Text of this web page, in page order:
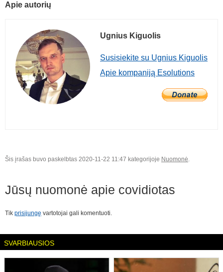
Apie autorių
Ugnius Kiguolis
Susisiekite su Ugnius Kiguolis
Apie kompaniją Esolutions
Šis įrašas buvo paskelbtas 2020-11-22 11:47 kategorijoje Nuomonė.
Jūsų nuomonė apie covidiotas
Tik prisijungę vartotojai gali komentuoti.
SVARBIAUSIOS